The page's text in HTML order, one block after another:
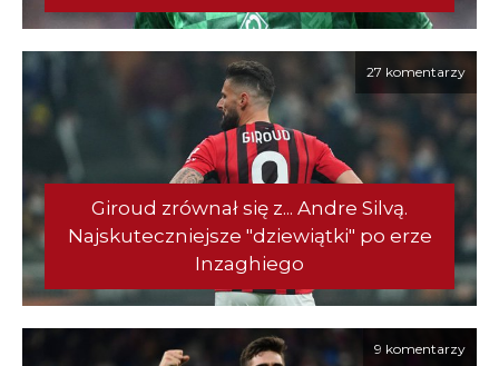
27 komentarzy
Giroud zrównał się z... Andre Silvą.
Najskuteczniejsze "dziewiątki" po erze
Inzaghiego
9 komentarzy